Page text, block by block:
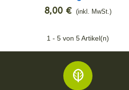
8,00 € (inkl. MwSt.)
1 - 5 von 5 Artikel(n)